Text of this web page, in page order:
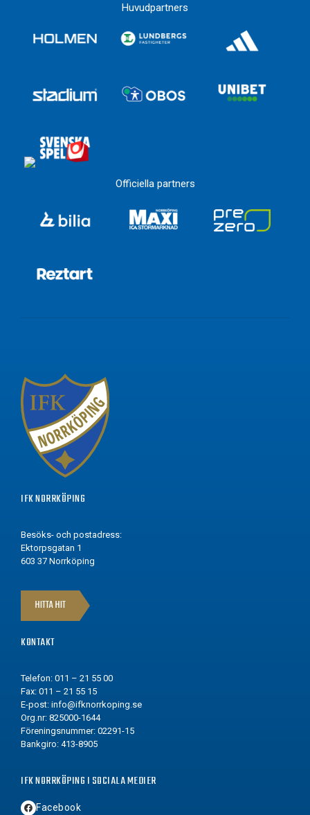
Huvudpartners
Officiella partners
IFK NORRKÖPING
Besöks- och postadress:
Ektorpsgatan 1
603 37 Norrköping
HITTA HIT
KONTAKT
Telefon: 011 – 21 55 00
Fax: 011 – 21 55 15
E-post: info@ifknorrkoping.se
Org.nr: 825000-1644
Föreningsnummer: 02291-15
Bankgiro: 413-8905
IFK NORRKÖPING I SOCIALA MEDIER
Facebook